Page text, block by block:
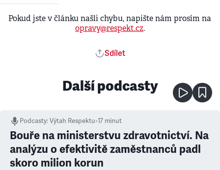
Pokud jste v článku našli chybu, napište nám prosím na
opravy@respekt.cz.
Sdílet
Další podcasty
Podcasty:Výtah Respektu•17 minut
Bouře na ministerstvu zdravotnictví. Na
analýzu o efektivitě zaměstnanců padl
skoro milion korun